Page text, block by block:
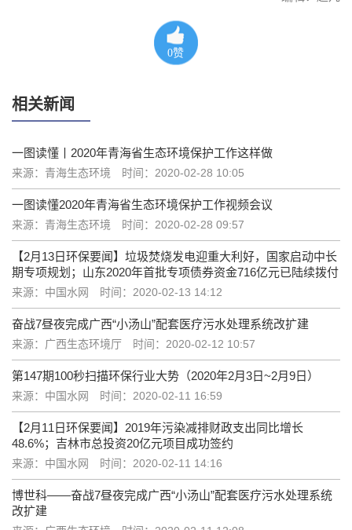
0赞
相关新闻
一图读懂丨2020年青海省生态环境保护工作这样做
来源：青海生态环境 时间：2020-02-28 10:05
一图读懂2020年青海省生态环境保护工作视频会议
来源：青海生态环境 时间：2020-02-28 09:57
【2月13日环保要闻】垃圾焚烧发电迎重大利好，国家启动中长
期专项规划；山东2020年首批专项债券资金716亿元已陆续拨付
来源：中国水网 时间：2020-02-13 14:12
奋战7昼夜完成广西“小汤山”配套医疗污水处理系统改扩建
来源：广西生态环境厅 时间：2020-02-12 10:57
第147期100秒扫描环保行业大势（2020年2月3日~2月9日）
来源：中国水网 时间：2020-02-11 16:59
【2月11日环保要闻】2019年污染减排财政支出同比增长
48.6%；吉林市总投资20亿元项目成功签约
来源：中国水网 时间：2020-02-11 14:16
博世科——奋战7昼夜完成广西“小汤山”配套医疗污水处理系统
改扩建